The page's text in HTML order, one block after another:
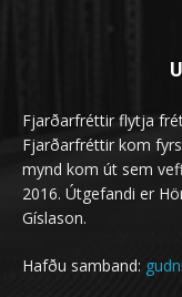
Fjarðarfréttir flytja
Fjarðarfréttir kom
mynd kom út sem
2016. Útgefandi er
Gíslason.
Hafðu samband: